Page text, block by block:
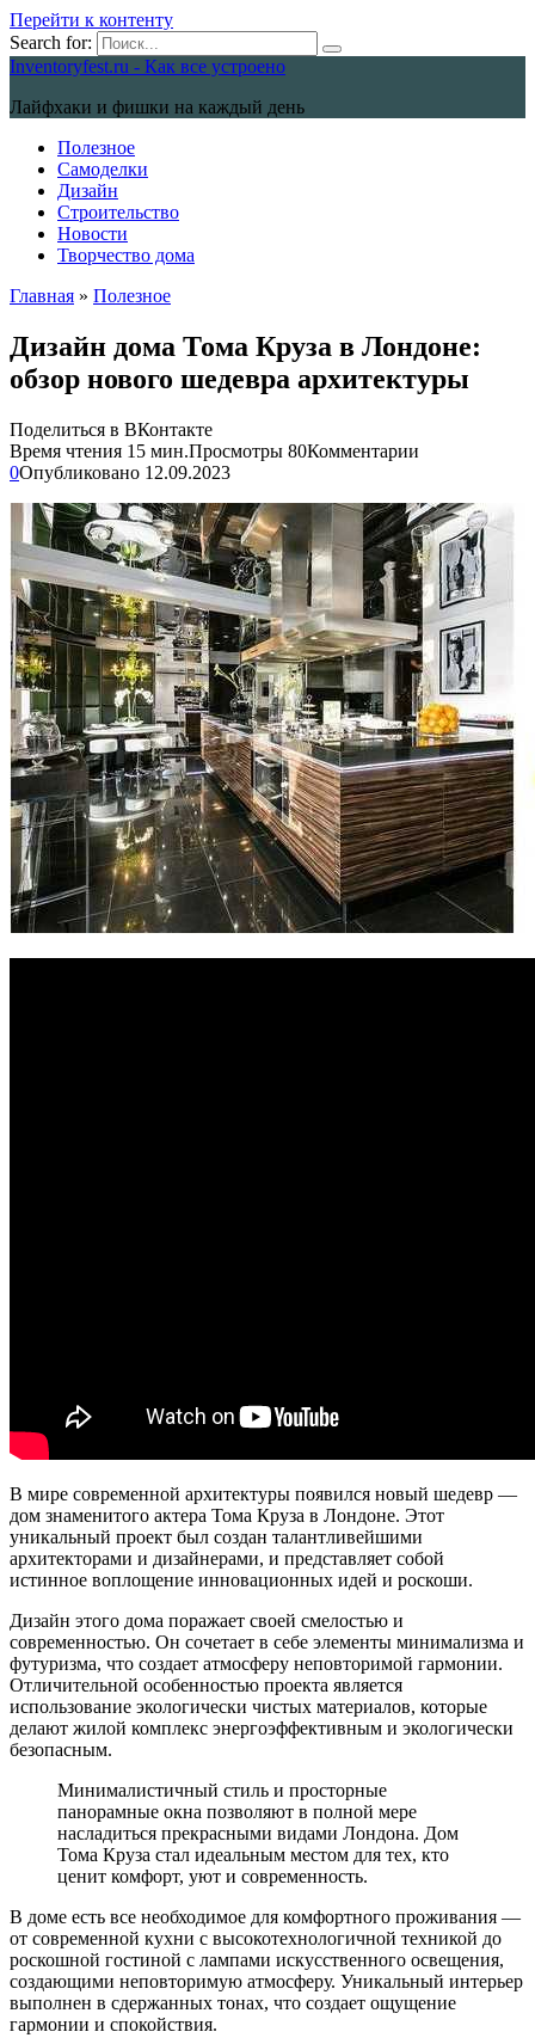
Перейти к контенту
Search for:
Inventoryfest.ru - Как все устроено
Лайфхаки и фишки на каждый день
Полезное
Самоделки
Дизайн
Строительство
Новости
Творчество дома
Главная » Полезное
Дизайн дома Тома Круза в Лондоне:
обзор нового шедевра архитектуры
Поделиться в ВКонтакте
Время чтения 15 мин.Просмотры 80Комментарии
0Опубликовано 12.09.2023
В мире современной архитектуры появился новый шедевр —
дом знаменитого актера Тома Круза в Лондоне. Этот
уникальный проект был создан талантливейшими
архитекторами и дизайнерами, и представляет собой
истинное воплощение инновационных идей и роскоши.
Дизайн этого дома поражает своей смелостью и
современностью. Он сочетает в себе элементы минимализма и
футуризма, что создает атмосферу неповторимой гармонии.
Отличительной особенностью проекта является
использование экологически чистых материалов, которые
делают жилой комплекс энергоэффективным и экологически
безопасным.
Минималистичный стиль и просторные
панорамные окна позволяют в полной мере
насладиться прекрасными видами Лондона. Дом
Тома Круза стал идеальным местом для тех, кто
ценит комфорт, уют и современность.
В доме есть все необходимое для комфортного проживания —
от современной кухни с высокотехнологичной техникой до
роскошной гостиной с лампами искусственного освещения,
создающими неповторимую атмосферу. Уникальный интерьер
выполнен в сдержанных тонах, что создает ощущение
гармонии и спокойствия.